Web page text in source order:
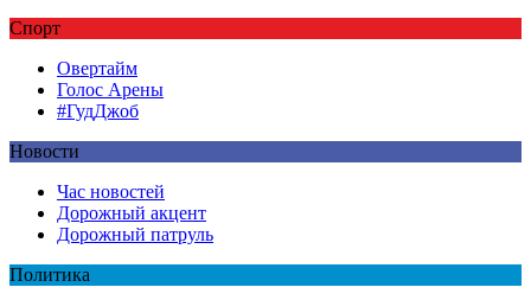
Спорт
Овертайм
Голос Арены
#ГудДжоб
Новости
Час новостей
Дорожный акцент
Дорожный патруль
Политика